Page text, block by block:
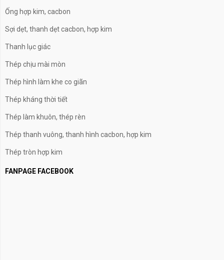
Ống hợp kim, cacbon
Sợi dẹt, thanh dẹt cacbon, hợp kim
Thanh lục giác
Thép chịu mài mòn
Thép hình làm khe co giãn
Thép kháng thời tiết
Thép làm khuôn, thép rèn
Thép thanh vuông, thanh hình cacbon, hợp kim
Thép tròn hợp kim
FANPAGE FACEBOOK